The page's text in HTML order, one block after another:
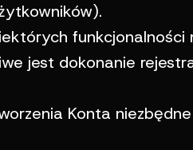
jest dokonanie
Konta